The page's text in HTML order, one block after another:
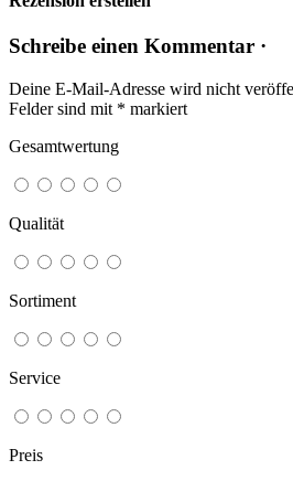
Schreibe einen Kommentar ·
Deine E-Mail-Adresse wird nicht
Felder sind mit * markiert
Gesamtwertung
Qualität
Sortiment
Service
Preis